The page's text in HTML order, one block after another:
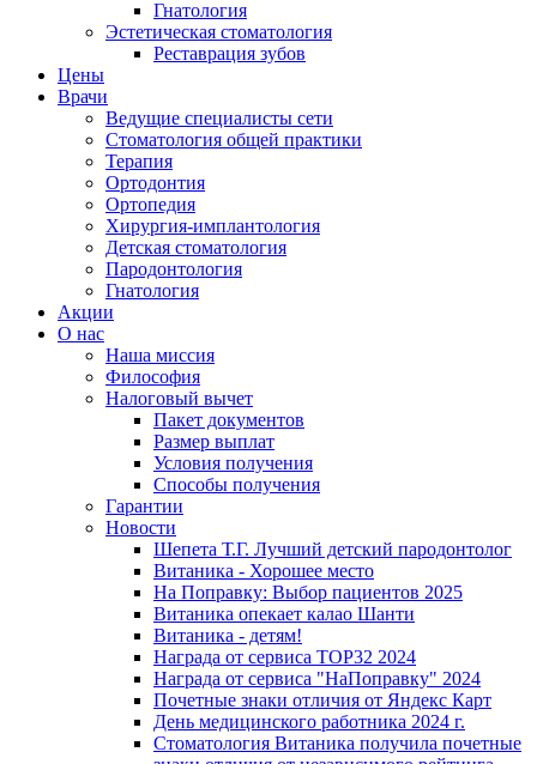
Гнатология
Эстетическая стоматология
Реставрация зубов
Цены
Врачи
Ведущие специалисты сети
Стоматология общей практики
Терапия
Ортодонтия
Ортопедия
Хирургия-имплантология
Детская стоматология
Пародонтология
Гнатология
Акции
О нас
Наша миссия
Философия
Налоговый вычет
Пакет документов
Размер выплат
Условия получения
Способы получения
Гарантии
Новости
Шепета Т.Г. Лучший детский пародонтолог
Витаника - Хорошее место
На Поправку: Выбор пациентов 2025
Витаника опекает калао Шанти
Витаника - детям!
Награда от сервиса TOP32 2024
Награда от сервиса "НаПоправку" 2024
Почетные знаки отличия от Яндекс Карт
День медицинского работника 2024 г.
Стоматология Витаника получила почетные